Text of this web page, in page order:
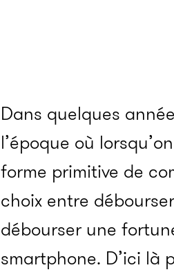
Dans quelques
l’époque où
forme primitive de
choix entre
débourser une
smartphone. D’ici là